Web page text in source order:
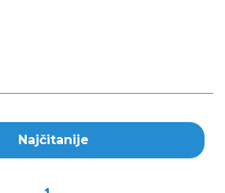
Najčitanije